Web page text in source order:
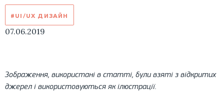
#UI/UX ДИЗАЙН
07.06.2019
Зображення, використані в статті, були взяті з відкритих
джерел і використовуються як ілюстрації.